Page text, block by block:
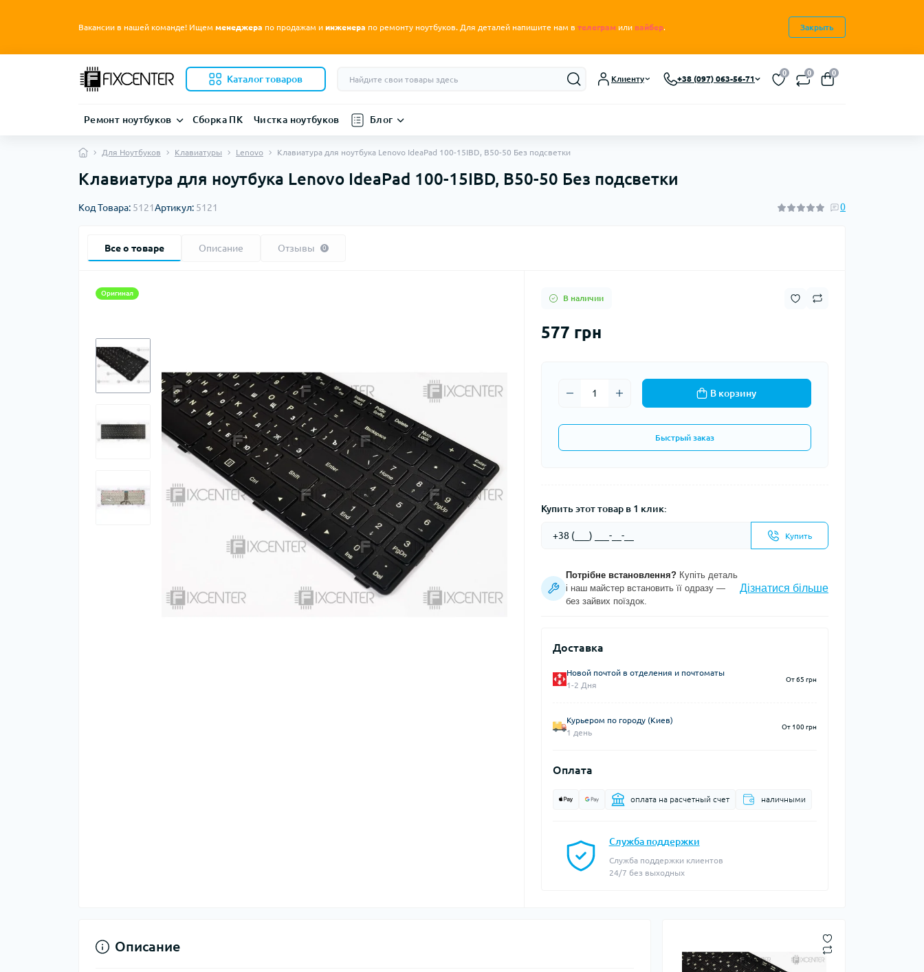
Вакансии в нашей команде! Ищем менеджера по продажам и инженера по ремонту ноутбуков. Для деталей напишите нам в телеграм или вайбер. Закрыть
Каталог товаров Клиенту +38 (097) 063-56-71
0 0 0
Ремонт ноутбуков Сборка ПК Чистка ноутбуков Блог
Для Ноутбуков Клавиатуры Lenovo Клавиатура для ноутбука Lenovo IdeaPad 100-15IBD, B50-50 Без подсветки
Клавиатура для ноутбука Lenovo IdeaPad 100-15IBD, B50-50 Без подсветки
Код Товара: 5121Артикул: 5121 0
Все о товаре Описание Отзывы 0
Оригинал
В наличии
577 грн
В корзину
Быстрый заказ
Купить этот товар в 1 клик:
Купить
Потрібне встановлення?Купіть деталь
і наш майстер встановить її одразу —
без зайвих поїздок.
Дізнатися більше
Доставка
Новой почтой в отделения и почтоматы
1-2 Дня
От 65 грн
Курьером по городу (Киев)
1 день
От 100 грн
Оплата
оплата на расчетный счет наличными
Служба поддержки
Служба поддержки клиентов
24/7 без выходных
Описание